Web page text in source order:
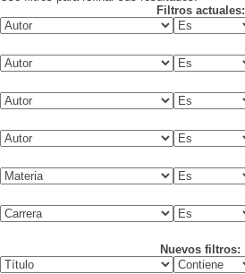
Filtros actuales:
Nuevos filtros: